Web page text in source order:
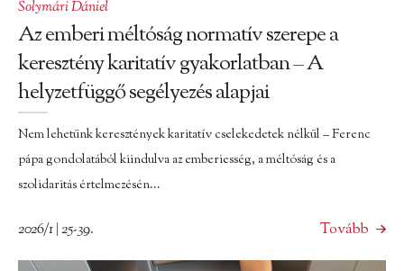
Solymári Dániel
Az emberi méltóság normatív szerepe a
keresztény karitatív gyakorlatban – A
helyzetfüggő segélyezés alapjai
Nem lehetünk keresztények karitatív cselekedetek nélkül – Ferenc
pápa gondolatából kiindulva az emberiesség, a méltóság és a
szolidaritás értelmezésén...
2026/1 | 25-39. Tovább